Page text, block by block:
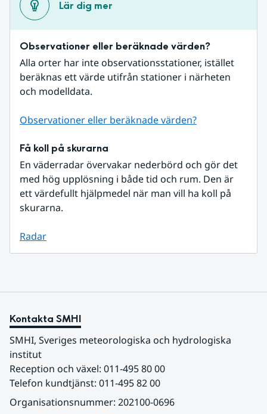
Lär dig mer
Observationer eller beräknade värden?
Alla orter har inte observationsstationer, istället
beräknas ett värde utifrån stationer i närheten
och modelldata.
Observationer eller beräknade värden?
Få koll på skurarna
En väderradar övervakar nederbörd och gör det
med hög upplösning i både tid och rum. Den är
ett värdefullt hjälpmedel när man vill ha koll på
skurarna.
Radar
Kontakta SMHI
SMHI, Sveriges meteorologiska och hydrologiska
institut
Reception och växel: 011-495 80 00
Telefon kundtjänst: 011-495 82 00
Organisationsnummer: 202100-0696